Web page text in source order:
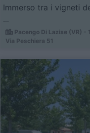
Immerso tra i vigneti
...
Pacengo Di Lazise (VR) -
Via Peschiera 51